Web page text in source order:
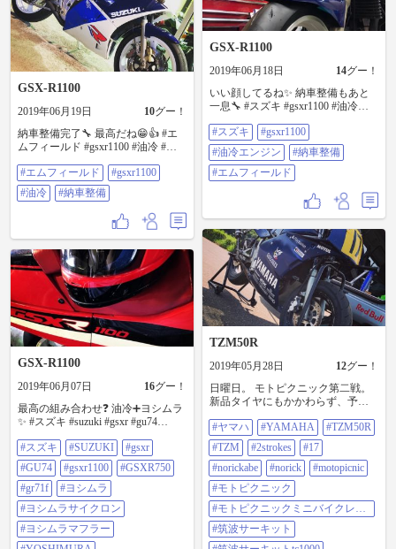
GSX-R1100
2019年06月19日 10グー！
納車整備完了🔧 最高だね😁👍 #エ
ムフィールド #gsxr1100 #油冷 #納
#エムフィールド
#gsxr1100
#油冷
#納車整備
GSX-R1100
2019年06月18日 14グー！
いい顔してるね✨ 納車整備もあと
一息🔧 #スズキ #gsxr1100 #油冷エ
ド
#スズキ
#gsxr1100
#油冷エンジン
#納車整備
#エムフィールド
GSX-R1100
2019年06月07日 16グー！
最高の組み合わせ❓ 油冷➕ヨシムラ
✨ #スズキ #suzuki #gsxr #gu74
#ヨシムラサイクロン #ヨシムラマ
フラー #yoshimura #yoshimuraexhaust
#油冷 #油冷エンジン #油冷初期型 #
エムフィールド #オートバイ #油冷
エンジン #バイク #オートバイショ
ップ #バイクショップ #バイク好き
な人と繋がりたい #東京都 #立川市
#立川市上砂町
#スズキ #SUZUKI
#gsxr
#GU74
#gsxr1100
#GSXR750
#gr71f
#ヨシムラ
#ヨシムラサイクロン
#ヨシムラマフラー
TZM50R
2019年05月28日 12グー！
日曜日。 モトピクニック第二戦。
新品タイヤにもかかわらず、予選
勝、2周目にやらかした😫 気温が高
くなるこれからの時期。 ヤマハ車
は辛いなぁ😣 ヤマハの17番といえ
ば❓ だよね〜✨ #ヤマハ #yamaha
#tzm50r #tzm #2strokes #17 #norickabe
#norick #motopicnic #モトピクニック
#モトピクニックミニバイクレース
#筑波サーキット #筑波サーキット
tc1000 #エムフィールド #オートバ
#ヤマハ #YAMAHA
#TZM50R
#TZM
#2strokes
#17
#norickabe
#norick
#motopicnic
#モトピクニック
#モトピクニックミニバイクレー
ス
#筑波サーキット